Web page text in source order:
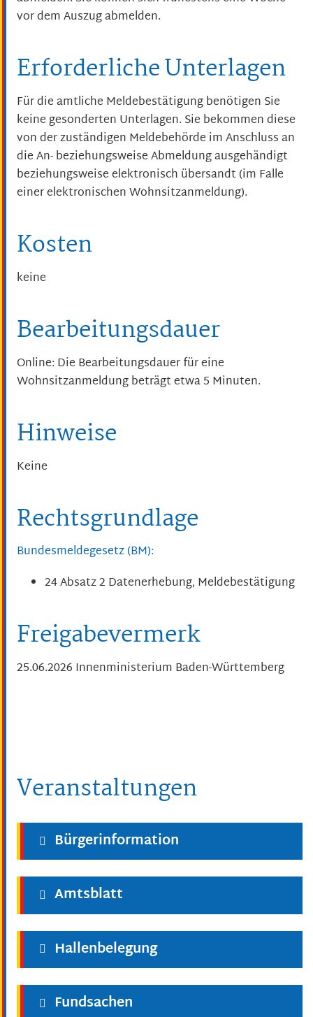
vor dem Auszug abmelden.
Erforderliche Unterlagen
Für die amtliche Meldebestätigung benötigen Sie
keine gesonderten Unterlagen. Sie bekommen diese
von der zuständigen Meldebehörde im Anschluss an
die An- beziehungsweise Abmeldung ausgehändigt
beziehungsweise elektronisch übersandt (im Falle
einer elektronischen Wohnsitzanmeldung).
Kosten
keine
Bearbeitungsdauer
Online: Die Bearbeitungsdauer für eine
Wohnsitzanmeldung beträgt etwa 5 Minuten.
Hinweise
Keine
Rechtsgrundlage
Bundesmeldegesetz (BM):
24 Absatz 2 Datenerhebung, Meldebestätigung
Freigabevermerk
25.06.2026 Innenministerium Baden-Württemberg
Veranstaltungen
Bürgerinformation
Amtsblatt
Hallenbelegung
Fundsachen